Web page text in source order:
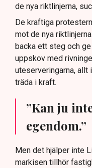
de nya riktlinjerna,
De kraftiga
mot de nya
backa ett steg och
uppskov med
uteserveringarna, allt
träda i kraft.
”Kan ju
egendom.”
Men det hjälper inte
markisen tillhör